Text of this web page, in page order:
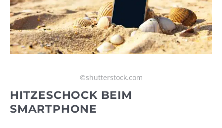
©shutterstock.com
HITZESCHOCK BEIM
SMARTPHONE